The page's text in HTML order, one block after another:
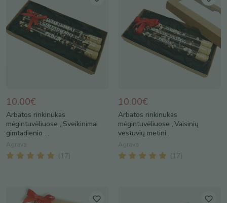
10.00€
Arbatos rinkinukas
mėgintuvėliuose „Sveikinimai
gimtadienio ...
Agrava
( 17
10.00€
Arbatos rinkinukas
mėgintuvėliuose „Vaisinių
vestuvių metini...
Agrava
( 17